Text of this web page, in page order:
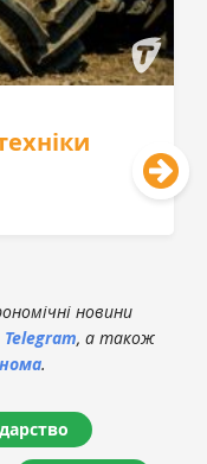
новини
Telegram, а також
.